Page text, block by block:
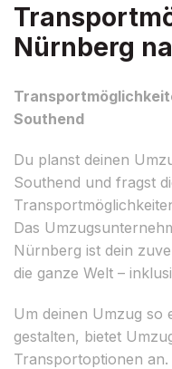
Nürnberg
Southend
Du planst deinen
Southend und fragst
Das
Nürnberg ist dein
die ganze Welt –
Um deinen Umzug so
gestalten, bietet
Transportoptionen